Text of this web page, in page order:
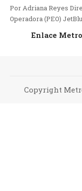
Por Adriana Reyes
Operadora (PEO)
Enlace
Copyright